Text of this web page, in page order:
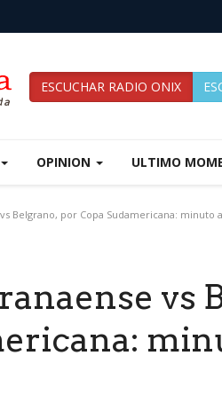
ESCUCHAR RADIO ONIX
OPINION ULTIMO
Belgrano, por Copa Sudamericana: minuto
vs